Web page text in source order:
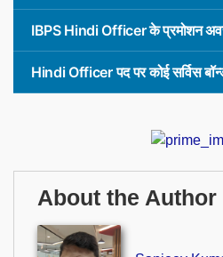
IBPS Hindi Officer के प्रमोशन
Hindi Officer पद पर कोई सर्विस
About the Author